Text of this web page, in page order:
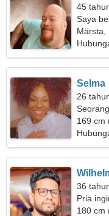
45
Saya
Märsta,
Selma
26
169 cm
36
Pria
180 cm